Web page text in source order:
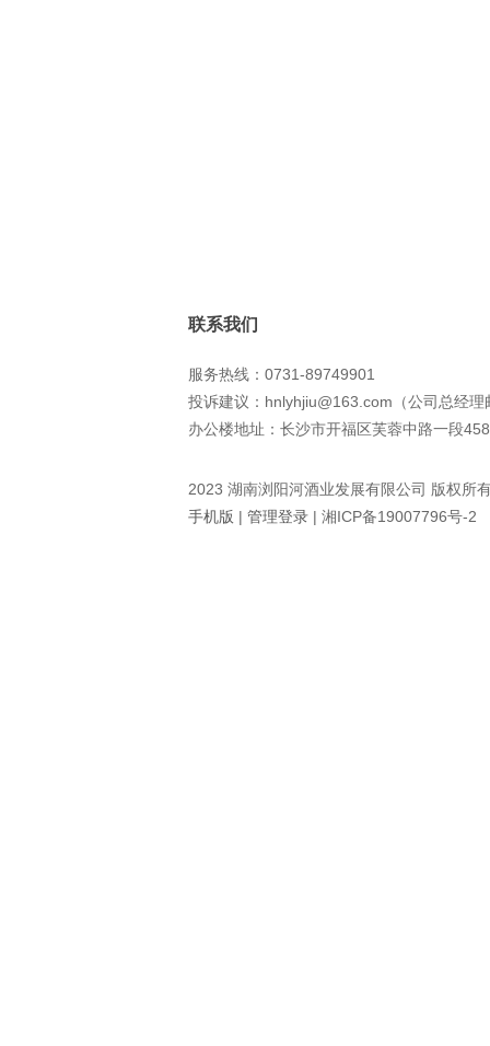
联系我们
服务热线：0731-89749901
投诉建议：hnlyhjiu@163.com（公司总经理
办公楼地址：长沙市开福区芙蓉中路一段
2023 湖南浏阳河酒业发展有限公司 版权所
手机版 | 管理登录 | 湘ICP备19007796号-2